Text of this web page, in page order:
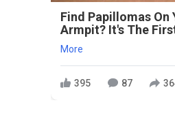
Find Papillomas On
Armpit? It's The
More
395 87